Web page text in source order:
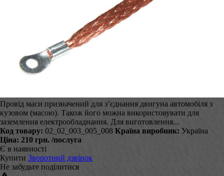
Провід маси призначений для з’єднання двигуна автомобіля з
кузовом (масою). Також його можна використовувати для
заземлення електрообладнання. Для виготовлення...
Код товару: 02_02_003_005_008 Країна виробник: Україна
Ціна: 210 грн. /послуга
Є в наявності
Купити Зворотний дзвінок
Не забудьте поділитися